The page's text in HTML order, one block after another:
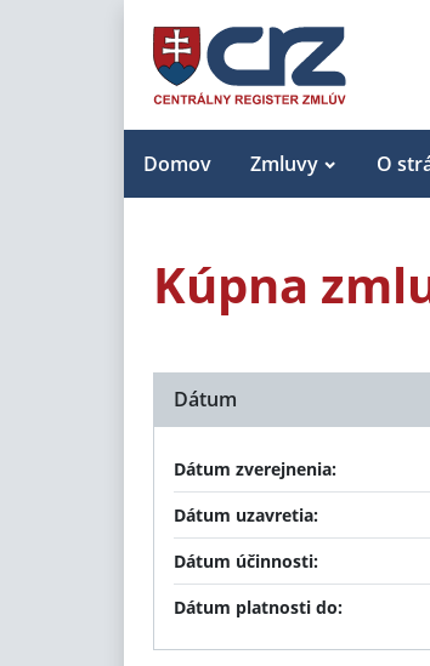
Domov Zmluvy O
Kúpna
Dátum
Dátum zverejnenia:
Dátum uzavretia:
Dátum účinnosti:
Dátum platnosti do: